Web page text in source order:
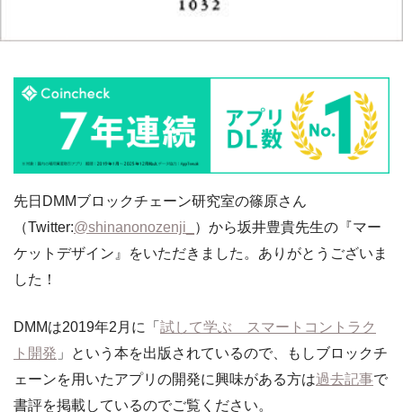
先日DMMブロックチェーン研究室の篠原さん
（Twitter:@shinanonozenji_
）から坂井豊貴先生の『マー
ケットデザイン』をいただきました。ありがとうございま
した！
DMMは2019年2月に「 試して学ぶ スマートコントラク
ト開発 」という本を出版されているので、もしブロックチ
ェーンを用いたアプリの開発に興味がある方は過去記事で
書評を掲載しているのでご覧ください。